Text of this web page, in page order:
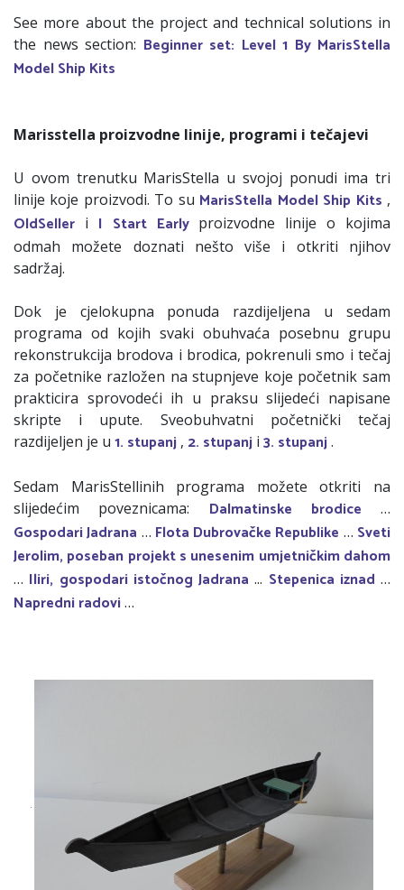
See more about the project and technical solutions in
the news section: Beginner set: Level 1 By MarisStella
Model Ship Kits
Marisstella proizvodne linije, programi i tečajevi
U ovom trenutku MarisStella u svojoj ponudi ima tri
linije koje proizvodi. To su MarisStella Model Ship Kits ,
OldSeller i I Start Early proizvodne linije o kojima
odmah možete doznati nešto više i otkriti njihov
sadržaj.
Dok je cjelokupna ponuda razdijeljena u sedam
programa od kojih svaki obuhvaća posebnu grupu
rekonstrukcija brodova i brodica, pokrenuli smo i tečaj
za početnike razložen na stupnjeve koje početnik sam
prakticira sprovodeći ih u praksu slijedeći napisane
skripte i upute. Sveobuhvatni početnički tečaj
razdijeljen je u 1. stupanj , 2. stupanj i 3. stupanj.
Sedam MarisStellinih programa možete otkriti na
slijedećim poveznicama: Dalmatinske brodice …
Gospodari Jadrana … Flota Dubrovačke Republike … Sveti
Jerolim, poseban projekt s unesenim umjetničkim dahom
… Iliri, gospodari istočnog Jadrana ... Stepenica iznad …
Napredni radovi…